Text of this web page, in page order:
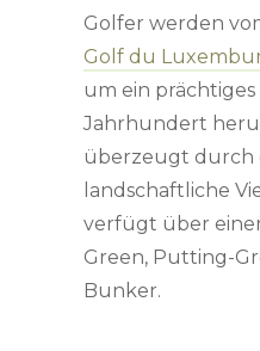
Golfer werden
Golf du
um ein prächtiges
Jahrhundert
überzeugt durch
landschaftliche
verfügt über
Green, Putting-
Bunker.